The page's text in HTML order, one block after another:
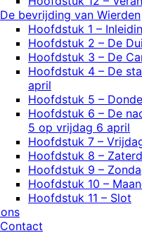
De bevrijding van Wierden
Hoofdstuk 1 – Inleiding
Hoofdstuk 2 – De
Hoofdstuk 3 – De
Hoofdstuk 4 – De
Hoofdstuk 5 –
Hoofdstuk 6 – De nacht
vrijdag 6 april
Hoofdstuk 7 – Vrijdag 6
Hoofdstuk 8 –
Hoofdstuk 9 – Zondag
Hoofdstuk 10 –
Hoofdstuk 11 – Slot
Contact